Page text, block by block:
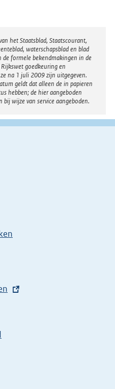
het Staatsblad, Staatscourant,
waterschapsblad en blad
de formele bekendmakingen in de
goedkeuring en
na 1 juli 2009 zijn uitgegeven.
geldt dat alleen de in papieren
hebben; de hier aangeboden
wijze van service aangeboden.